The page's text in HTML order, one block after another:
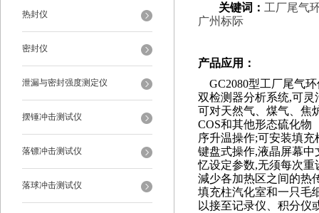
热封仪
密封仪
泄漏与密封强度测定仪
摆锤冲击测试仪
落镖冲击测试仪
落球冲击测试仪
关键词： 工厂尾气
广州标际
产品应用 ：
GC2080型工厂尾气
双检测器分析系统,可灵
可对天然气、煤气、焦
COS和其他形态硫化物
序升温操作;可安装填充
键盘式操作,液晶屏幕
忆设定参数,无须每次
減少各加热区之间的热
填充柱汽化室和一只毛
以接至记录仪、积分仪